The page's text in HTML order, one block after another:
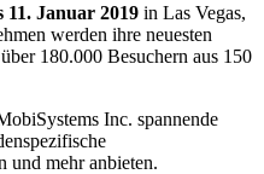
11. Januar 2019 in Las Vegas,
werden ihre neuesten
180.000 Besuchern aus 150
Inc. spannende
und mehr anbieten.